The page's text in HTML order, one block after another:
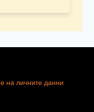
на личните данни